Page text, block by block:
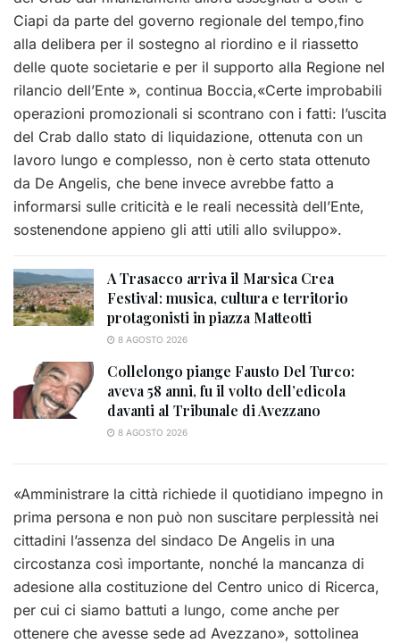
Ciapi da parte del governo regionale del tempo,fino
alla delibera per il sostegno al riordino e il riassetto
delle quote societarie e per il supporto alla Regione nel
rilancio dell’Ente », continua Boccia,«Certe improbabili
operazioni promozionali si scontrano con i fatti: l’uscita
del Crab dallo stato di liquidazione, ottenuta con un
lavoro lungo e complesso, non è certo stata ottenuto
da De Angelis, che bene invece avrebbe fatto a
informarsi sulle criticità e le reali necessità dell’Ente,
sostenendone appieno gli atti utili allo sviluppo».
A Trasacco arriva il Marsica Crea
Festival: musica, cultura e territorio
protagonisti in piazza Matteotti
8 AGOSTO 2026
Collelongo piange Fausto Del Turco:
aveva 58 anni, fu il volto dell’edicola
davanti al Tribunale di Avezzano
8 AGOSTO 2026
«Amministrare la città richiede il quotidiano impegno in
prima persona e non può non suscitare perplessità nei
cittadini l’assenza del sindaco De Angelis in una
circostanza così importante, nonché la mancanza di
adesione alla costituzione del Centro unico di Ricerca,
per cui ci siamo battuti a lungo, come anche per
ottenere che avesse sede ad Avezzano», sottolinea